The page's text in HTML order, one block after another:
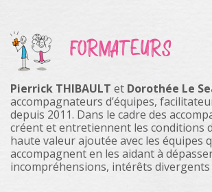
FORMATEURS
Pierrick THIBAULT et Dorothée Le
accompagnateurs d’équipes,
depuis 2011. Dans le cadre des
créent et entretiennent les conditions
haute valeur ajoutée avec les équipes
accompagnent en les aidant à
incompréhensions, intérêts divergents